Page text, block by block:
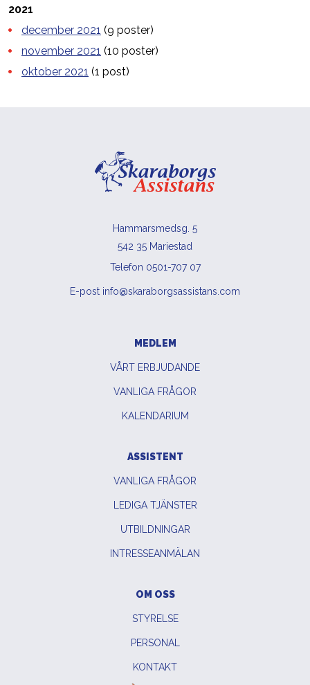
2021
december 2021 (9 poster)
november 2021 (10 poster)
oktober 2021 (1 post)
Hammarsmedsg. 5
542 35 Mariestad
Telefon 0501-707 07
E-post info@skaraborgsassistans.com
MEDLEM
VÅRT ERBJUDANDE
VANLIGA FRÅGOR
KALENDARIUM
ASSISTENT
VANLIGA FRÅGOR
LEDIGA TJÄNSTER
UTBILDNINGAR
INTRESSEANMÄLAN
OM OSS
STYRELSE
PERSONAL
KONTAKT